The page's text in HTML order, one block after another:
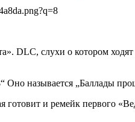
DLC, слухи о котором
Оно называется „Баллады
готовит и ремейк первого